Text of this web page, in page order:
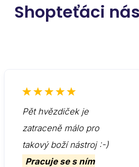
Shopteťáci
Pět hvězdiček je
zatraceně málo pro
takový boží nástroj :-)
Pracuje se s ním